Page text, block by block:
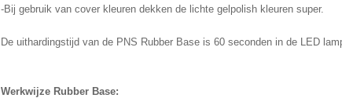
-Bij gebruik van cover kleuren dekken de lichte gelpolish kleuren super.
De uithardingstijd van de PNS Rubber Base is 60 seconden in de LED
Werkwijze Rubber Base: